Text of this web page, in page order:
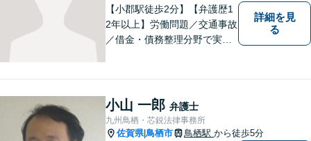
【小郡駅徒歩2分】【弁護歴1
2年以上】労働問題／交通事故
／借金・債務整理分野で実績
笑顔と元気を取り戻し、新た
な第一歩を踏み出せるよう、
最大限尽力します。
詳細を見
る
小山 一郎 弁護士
九州鳥栖・芯鋭法律事務所
佐賀県|鳥栖市 鳥栖駅 から徒歩5分